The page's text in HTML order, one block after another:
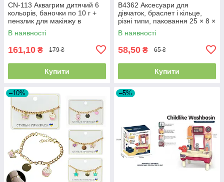
CN-113 Аквагрим дитячий 6
кольорів, баночки по 10 г +
пензлик для макіяжу в
коробці
В наявності
161,10 ₴ 179 ₴
Купити
B4362 Аксесуари для
дівчаток, браслет і кільце,
різні типи, паковання 25 × 8 ×
2 см
В наявності
58,50 ₴ 65 ₴
Купити
–10% –5%